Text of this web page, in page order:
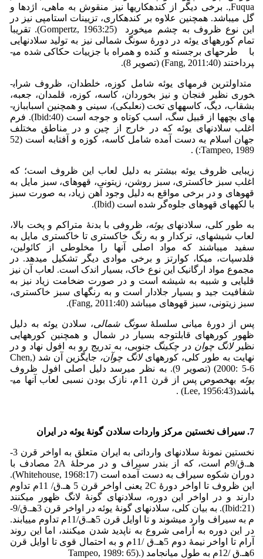
Fuqua,. برخی دیگر از کنده­کاری­ها نیز منقوش به ماهی، اژدها و
گل می­باشد. همچنین علاوه بر کنده­کاری، تزیینات استامپی نیز در
این نوع ظروف به چشم می­خورد (Gompertz, 1963:25). تقریبا
تمام کوره­های یوئه در دورۀ سونگ شمالی نیز به تولید سلادن­هایی
با طرح­های برجسته و کنده و همراه با جزییات حکاکی شده می­
پرداختند (Fang, 2011:40) (تصویر 8).
متداول­ترین فرم­های یوئه شامل کوزه، خلط­دان، ظروف شراب­
خوری نظیر فنجان و نیز بخوردان، کاسه، کوزه، قلمدان، جعبه،
بشقاب، دیگ، کاسه­های تخت (نعلبکی)، سینی و همچنین اسباب­بازی­
های بچه­ها از قبیل سگ، اسب کوتاه و جوجه است (Ibid:40). فرم
اغلب سلادن­های یوئه که در خارج از چین و در مناطق مختلف
جهان اسلام به دست آمده شامل کاسه، کوزه و آفتابه است (52
Tampeo, 1989:) .
زیبایی ظروف یوئه بیشتر به دلیل لعاب این ظروف است؛ که
اغلب سبز خاکستری، سبز روشن، زیتونی، قهوه­ای، سبز مایل به
قهوه­ای و در برخی مواقع به دلیل وجود آهن زیاد، به صورت سبز
با لکه­های قهوه­ای جلوه‌گر شده است (Ibid).
به طور کلی، سلادن­هاییوئه، ظروفی با بدنۀ متراکم و پخت بالا،
لعاب شیشه­ای، ترک­دار و به رنگ خاکستری تا خاکستری مایل به
سفید می­باشند که مواد اصلی آنها را مخلوطی از کائولین،
فلدسپات، میکا، کوارتز و برخی موادی دیگر تشکیل می­دهد. در
مجموع مواد ارگانیک این نوع خاک، بسیار اندک است. لعاب آن نیز
قلیایی و شبیه به شیشه است و در صورت ضخامت زیاد نیز به
شفافیت جید و بسیار جلادار است و به رنگ­های سبز خاکستری،
سبز زیتونی، سبز قهوه­ای می­باشد (Fang, 2011:40)­.
پس از دورۀ میانی سلسلۀسونگ شمالی، سلادن یوئه به دلیل
ظهور کوره­های قابل­توجه بسیار در شمال و همچنین کوره­هایی
نظیرلانگ چواندر چکینگ جنوبی، به تدریج رو به افول نهاد و در
نهایت به طور کلی، کوره­هایلانگ چوآن،
جایگزین آن شد (Chen,
2000: 5-6) (تصویر 9). به نظر می­رسد دلیل اصلی افول ظروف
یوئه
به­خصوص پس از قرن 11م، نازک بودن نسبی لعاب آنها می­
باشد(Lee, 1956:43) .
7. سیراف نخستین مرکز واردات سلادن گونۀ یوئه در ایران
نخستین نمونۀ سلادن­های وارداتی به ایران متعلق به اواخر قرن 3­
هـ.ق­/9م است، که از بندر سیراف و در مرحلۀ 2A مصادف با
دوران شکوه سیراف به دست آمده است (Whitehouse, 1968:17).
این ظروف تا اواخر دورۀ 2C یعنی اواخر قرن 5 هـ.ق/ 11­م تداوم
دارند و در اواخر این دوره، سلادن­های گونۀ لانگ ظهور می­کنند
(Ibid:21). به بیان کلی، سلادن­های گونۀ یوئه در اواخر قرن 3­هـ.ق/9­
م به سیراف وارد می­شوند و تا اوایل قرن 5­هـ.ق/11م تداوم می­یابند.
در این دوره به آرامی شروع به ناپدید شدن می­کنند، اما این روند
آرام تا اواخر نیمۀ دوم 5­هـ.ق /11­م و به احتمال قوی تا اوایل قرن
6هـ.ق /12م به طول می­انجامد (.(Tampeo, 1989: 65